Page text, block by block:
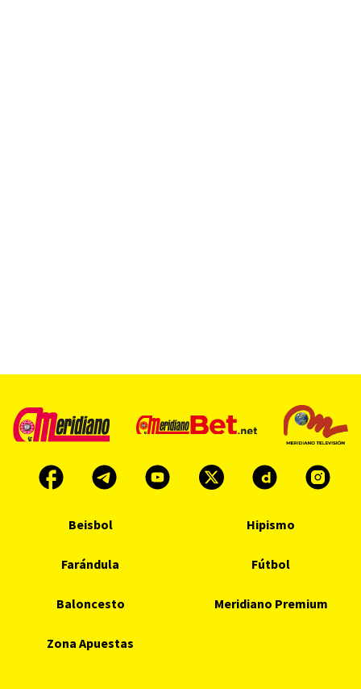
Beisbol Hipismo
Farándula Fútbol
Baloncesto Meridiano Premium
Zona Apuestas